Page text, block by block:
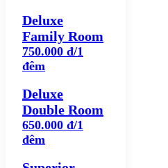
Deluxe
Family Room
750.000 đ/1
đêm
Deluxe
Double Room
650.000 đ/1
đêm